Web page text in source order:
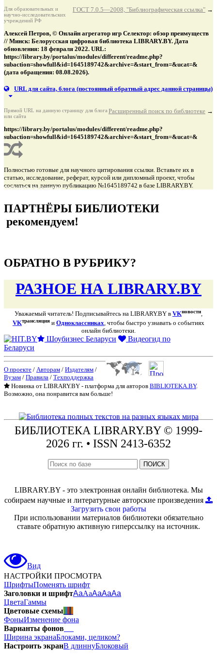
ГОСТ 7.0.5—2008, "Библиографическая ссылка" →
Для образовательных и
научно-исследовательских
учреждений РФ
Алексей Петров, © Онлайн агрегатор игр Селектор: обзор преимуществ
// Минск: Белорусская цифровая библиотека LIBRARY.BY. Дата
обновления: 18 февраля 2022. URL:
https://library.by/portalus/modules/different/readme.php?
subaction=showfull&id=1645189742&archive=&start_from=&ucat=&
(дата обращения: 08.08.2026).
URL для сайта, блога (постоянный обратный адрес данной страницы)
Расширенный поиск по библиотеке →
Прямой URL на данную страницу для блога
или сайта
https://library.by/portalus/modules/different/readme.php?
subaction=showfull&id=1645189742&archive=&start_from=&ucat=&
Полностью готовые для научного цитирования ссылки. Вставьте их в
статью, исследование, реферат, курсой или дипломный проект, чтобы
сослаться на данную публикацию №1645189742 в базе LIBRARY.BY.
подняться наверх ↑
ПАРТНЁРЫ БИБЛИОТЕКИ
рекомендуем!
ОБРАТНО В РУБРИКУ?
РАЗНОЕ НА LIBRARY.BY
Уважаемый читатель! Подписывайтесь на LIBRARY.BY в VKновости
VKтрансляция и Одноклассниках, чтобы быстро узнавать о событиях
онлайн библиотеки.
Шоубизнес Беларуси
Видеогид по
Беларуси
О проекте / Авторам / Издателям /
Вузам / Правила / Техподдержка
Новинка от LIBRARY.BY - платформа для авторов BIBLIOTEKA.BY.
Возможно, она понравится вам больше!
БИБЛИОТЕКА LIBRARY.BY © 1999-
2026 гг. • ISSN 2413-6352
ПОИСК
LIBRARY.BY - это электронная онлайн библиотека. Мы
собираем научные и литературные авторские произведения
Загрузить свои работы
При использовании материалов библиотеки обязательно
ставьте обратную активную гиперссылку на источник.
Вид
НАСТРОЙКИ ПРОСМОТРА
ШрифтыПоменять шрифт
Заголовки и шрифтAaAaAaAaAa
ЦветаГаммы
Цветовые схемы
ФоныИзменение фона
Варианты фонов
Ширина экранаБлоками, целиком?
Настроить экранВ длиннуБлоковый